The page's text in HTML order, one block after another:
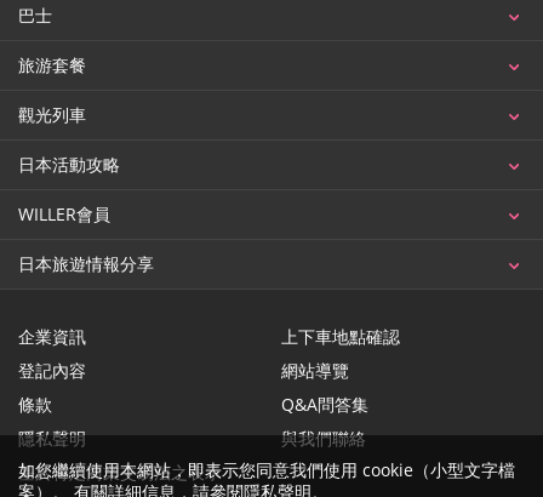
巴士
旅游套餐
觀光列車
日本活動攻略
WILLER會員
日本旅遊情報分享
企業資訊
登記內容
條款
隱私聲明
基於特定商業交易法之表示
上下車地點確認
網站導覽
Q&A問答集
與我們聯絡
如您繼續使用本網站，即表示您同意我們使用 cookie（小型文字檔
案）。 有關詳細信息，請參閱隱私聲明。